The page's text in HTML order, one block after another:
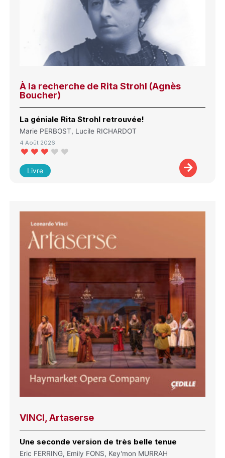
À la recherche de Rita Strohl (Agnès
Boucher)
La géniale Rita Strohl retrouvée!
Marie PERBOST, Lucile RICHARDOT
4 Août 2026
Livre
VINCI, Artaserse
Une seconde version de très belle tenue
Eric FERRING, Emily FONS, Key'mon MURRAH